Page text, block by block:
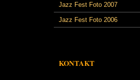
Jazz Fest Foto 2007
Jazz Fest Foto 2006
KONTAKT